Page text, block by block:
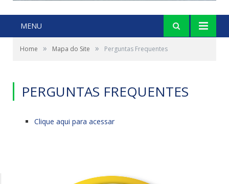
MENU
Home » Mapa do Site » Perguntas Frequentes
PERGUNTAS FREQUENTES
Clique aqui para acessar